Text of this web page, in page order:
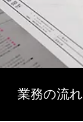
業務の流れ